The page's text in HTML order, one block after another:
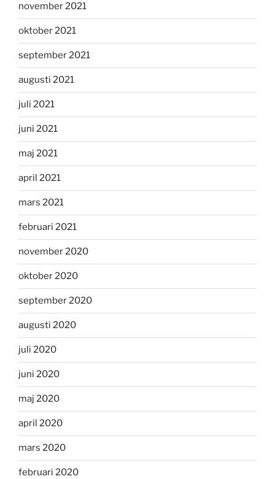
november 2021
oktober 2021
september 2021
augusti 2021
juli 2021
juni 2021
maj 2021
april 2021
mars 2021
februari 2021
november 2020
oktober 2020
september 2020
augusti 2020
juli 2020
juni 2020
maj 2020
april 2020
mars 2020
februari 2020